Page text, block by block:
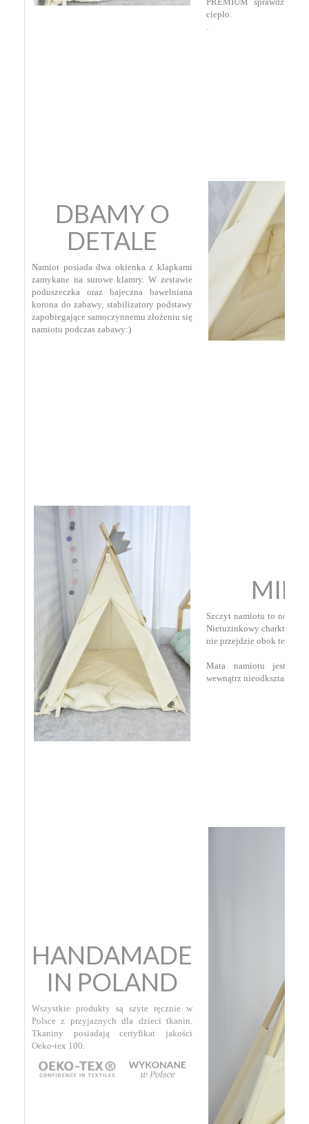
ciepło.
.
DBAMY O
DETALE
Namiot posiada dwa okienka z klapkami
zamykane na surowe klamry. W zestawie
poduszeczka oraz bajeczna bawełniana
korona do zabawy, stabilizatory podstawy
zapobiegające samoczynnemu złożeniu się
namiotu podczas zabawy:)
Szczyt namiotu to
Nietuzinkowy charkter
nie przejdzie obok tego
Mata namiotu jest
wewnątrz
HANDAMADE
IN POLAND
Wszystkie produkty są szyte ręcznie w
Polsce z przyjaznych dla dzieci tkanin.
Tkaniny posiadają certyfikat jakości
Oeko-tex 100.